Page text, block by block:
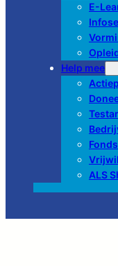
E-
Help mee
ALS